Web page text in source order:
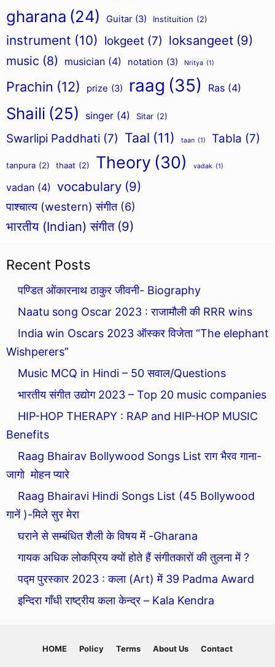
gharana (24) Guitar (3) Instituition (2)
instrument (10) lokgeet (7) loksangeet (9)
music (8) musician (4) notation (3) Nritya (1)
Prachin (12) prize (3) raag (35) Ras (4)
Shaili (25) singer (4) Sitar (2)
Swarlipi Paddhati (7) Taal (11) taan (1) Tabla (7)
tanpura (2) thaat (2) Theory (30) vadak (1)
vadan (4) vocabulary (9)
पाश्चात्य (western) संगीत (6)
भारतीय (Indian) संगीत (9)
Recent Posts
पण्डित ओंकारनाथ ठाकुर जीवनी- Biography
Naatu song Oscar 2023 : राजामौली की RRR wins
India win Oscars 2023 ऑस्कर विजेता “The elephant
Wishperers”
Music MCQ in Hindi – 50 सवाल/Questions
भारतीय संगीत उद्योग 2023 – Top 20 music companies
HIP-HOP THERAPY : RAP and HIP-HOP MUSIC
Benefits
Raag Bhairav Bollywood Songs List राग भैरव गाना-
जागो मोहन प्यारे
Raag Bhairavi Hindi Songs List (45 Bollywood
गानें )-मिले सुर मेरा
घराने से सम्बंधित शैली के विषय में -Gharana
गायक अधिक लोकप्रिय क्यों होते हैं संगीतकारों की तुलना में ?
पद्म पुरस्कार 2023 : कला (Art) में 39 Padma Award
इन्दिरा गाँधी राष्ट्रीय कला केन्द्र – Kala Kendra
HOME Policy Terms About Us Contact